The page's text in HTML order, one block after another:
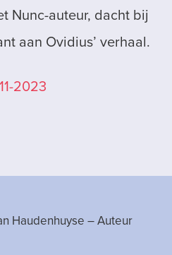
Nunc-auteur, dacht bij
aan Ovidius’ verhaal.
2023
Haudenhuyse – Auteur